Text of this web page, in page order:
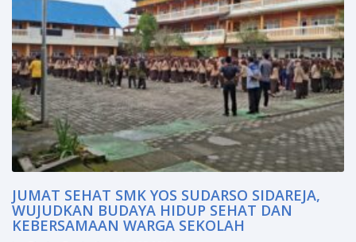
JUMAT SEHAT SMK YOS SUDARSO SIDAREJA,
WUJUDKAN BUDAYA HIDUP SEHAT DAN
KEBERSAMAAN WARGA SEKOLAH